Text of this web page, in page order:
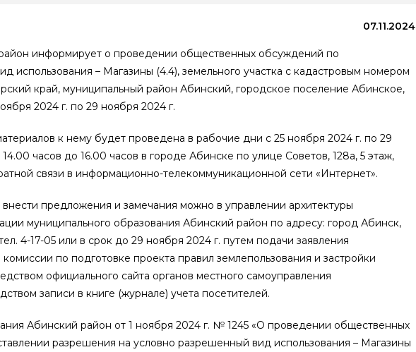
07.11.2024
информирует о проведении общественных обсуждений по
– Магазины (4.4), земельного участка с кадастровым номером
край, муниципальный район Абинский, городское поселение Абинское,
2024 г. по 29 ноября 2024 г.
к нему будет проведена в рабочие дни с 25 ноября 2024 г. по 29
до 16.00 часов в городе Абинске по улице Советов, 128а, 5 этаж,
связи в информационно-телекоммуникационной сети «Интернет».
предложения и замечания можно в управлении архитектуры
образования Абинский район по адресу: город Абинск,
в срок до 29 ноября 2024 г. путем подачи заявления
по подготовке проекта правил землепользования и застройки
официального сайта органов местного самоуправления
записи в книге (журнале) учета посетителей.
Абинский район от 1 ноября 2024 г. № 1245 «О проведении общественных
на условно разрешенный вид использования – Магазины